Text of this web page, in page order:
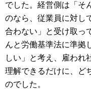
でした。経営側は「そ
のなら、従業員に対し
合わない」と受け取っ
んと労働基準法に準拠
しい」と考え、雇われ
理解できるだけに、ど
のでした。